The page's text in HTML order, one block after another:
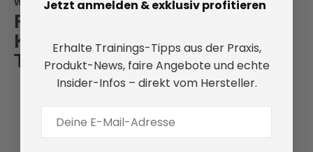
FIT DURCH DIE FEIERTAGE –
KURZES 20-MINUTEN HIIT
TRAINING
Jetzt anmelden & exklusiv profitieren
Erhalte Trainings-Tipps aus der Praxis,
Produkt-News, faire Angebote und echte
Insider-Infos – direkt vom Hersteller.
E-Mail Adresse